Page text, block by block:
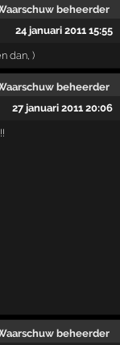
24 januari 2011 15:55
dan, )
27 januari 2011 20:06